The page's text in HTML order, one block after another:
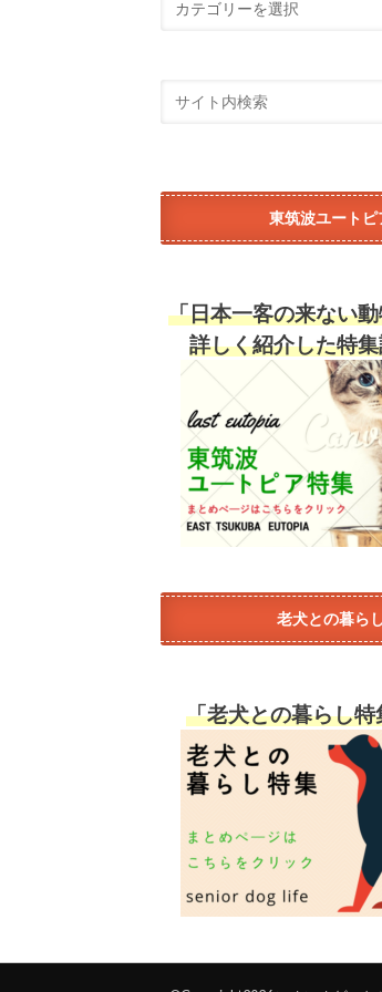
東筑波ユートピ
「日本一客の来ない
詳しく紹介した特
老犬との暮ら
「老犬との暮らし